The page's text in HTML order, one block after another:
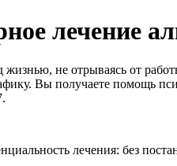
лечение
жизнью, не отрываясь от
Вы получаете помощь
лечения: без